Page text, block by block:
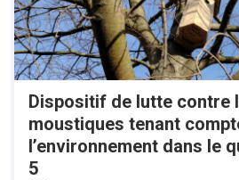
Dispositif de lutte contre
moustiques tenant
l’environnement dans le
5